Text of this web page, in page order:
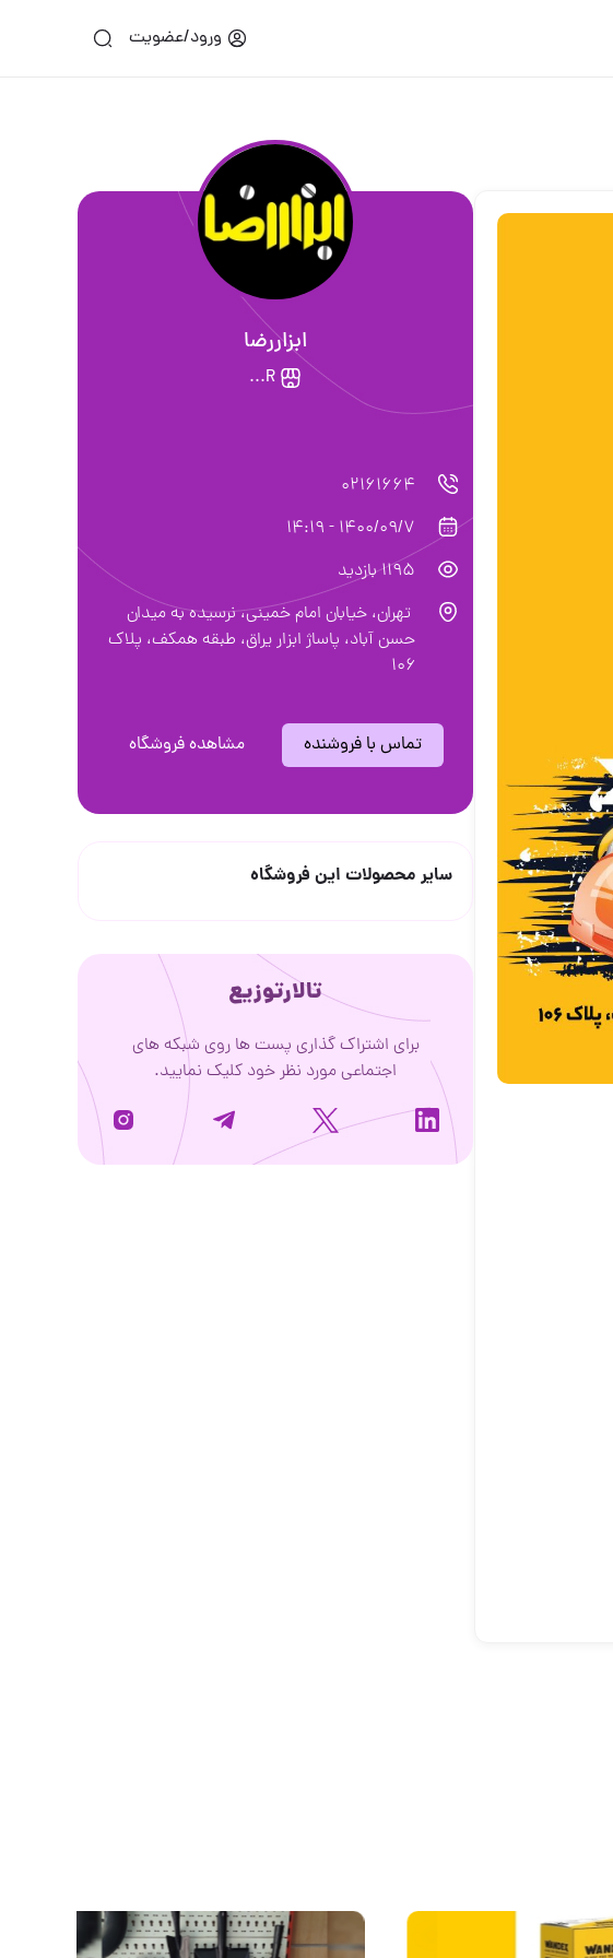
ورود/عضویت
ابزاررضا
‌R...
02161664
1400/09/7 - 14:19
1195 بازدید
تهران، خیابان امام خمینی، نرسیده به میدان
حسن آباد، پاساژ ابزار یراق، طبقه همکف، پلاک
۱۰۶
تماس با فروشنده مشاهده فروشگاه
سایر محصولات این فروشگاه
تالارتوزیع
برای اشتراک گذاری پست ها روی شبکه های
اجتماعی مورد نظر خود کلیک نمایید.